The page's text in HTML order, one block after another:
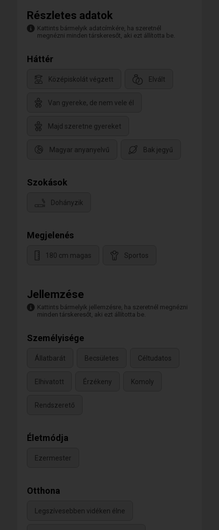
Részletes adatok
Kattints bármelyik adatcímkére, ha szeretnél
megnézni minden társkeresőt, aki ezt állította be.
Háttér
Középiskolát végzett Elvált
Van gyereke, de nem vele él
Majd szeretne gyereket
Magyar anyanyelvű Bak jegyű
Szokások
Dohányzik
Megjelenés
180 cm magas Sportos
Jellemzése
Kattints bármelyik jellemzésre, ha szeretnél megnézni
minden társkeresőt, aki ezt állította be.
Személyisége
Állatbarát Becsületes Céltudatos
Elhivatott Érzékeny Komoly
Rendszerető
Életmódja
Ezermester
Otthona
Legszívesebben vidéken élne